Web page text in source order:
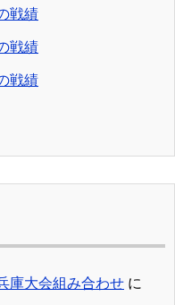
戦績
戦績
戦績
庫大会組み合わせ に